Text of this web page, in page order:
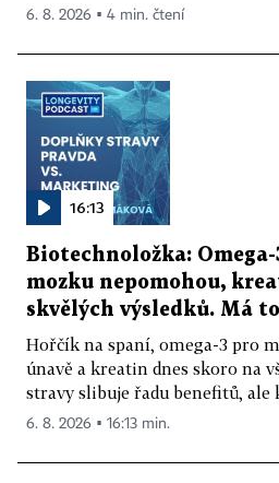
6. 8. 2026 ▪ 4 min. čtení
16:13
Biotechnoložka:
mozku nepomohou,
skvělých výsledků. Má
Hořčík na spaní, omega-3 pro
únavě a kreatin dnes skoro na
stravy slibuje řadu benefitů, ale
6. 8. 2026 ▪ 16:13 min.